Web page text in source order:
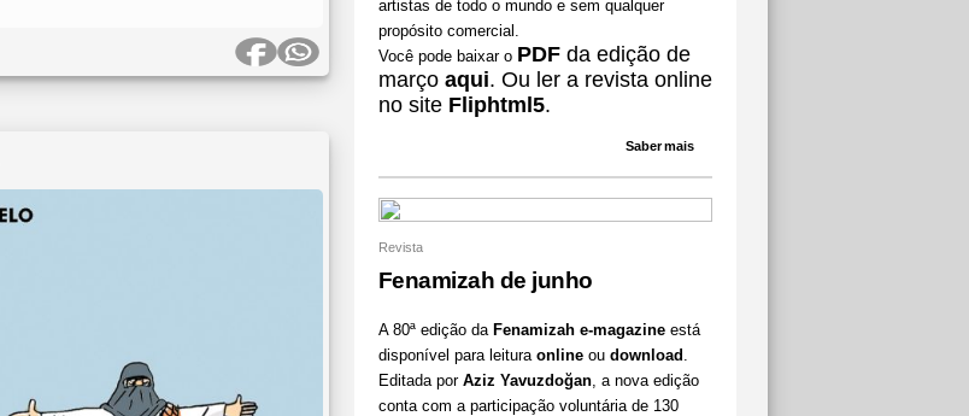
artistas de todo o mundo e sem qualquer
propósito comercial.
Você pode baixar o PDFda edição de
março aqui. Ou ler a revista online
no site Fliphtml5.
Saber mais
Revista
Fenamizah de junho
A 80ª edição da Fenamizah e-magazineestá
disponível para leitura onlineou download .
Editada por Aziz Yavuzdoğan, a nova edição
conta com a participação voluntária de 130